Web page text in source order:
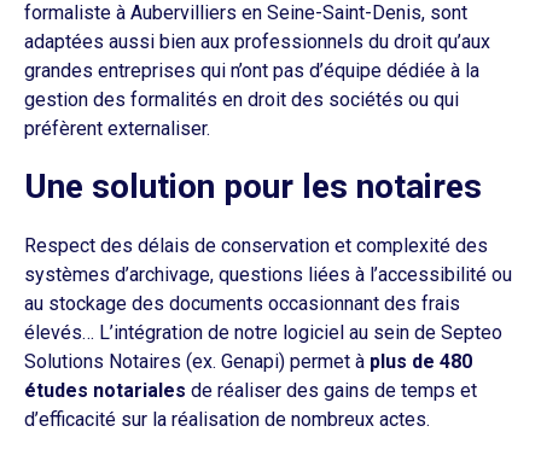
formaliste à Aubervilliers en Seine-Saint-Denis, sont
adaptées aussi bien aux professionnels du droit qu’aux
grandes entreprises qui n’ont pas d’équipe dédiée à la
gestion des formalités en droit des sociétés ou qui
préfèrent externaliser.
Une solution pour les notaires
Respect des délais de conservation et complexité des
systèmes d’archivage, questions liées à l’accessibilité ou
au stockage des documents occasionnant des frais
élevés… L’intégration de notre logiciel au sein de Septeo
Solutions Notaires (ex. Genapi) permet à plus de 480
études notariales de réaliser des gains de temps et
d’efficacité sur la réalisation de nombreux actes.